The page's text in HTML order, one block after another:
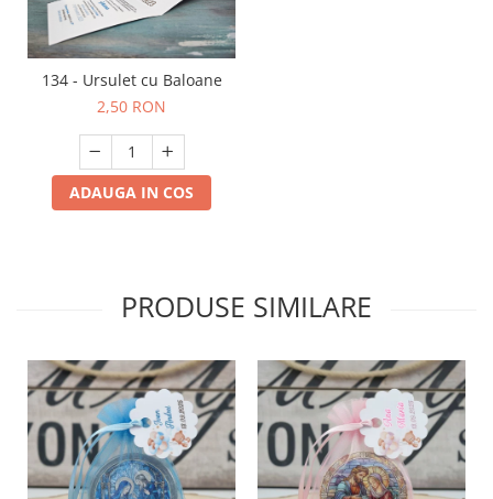
134 - Ursulet cu Baloane
2,50 RON
ADAUGA IN COS
PRODUSE SIMILARE